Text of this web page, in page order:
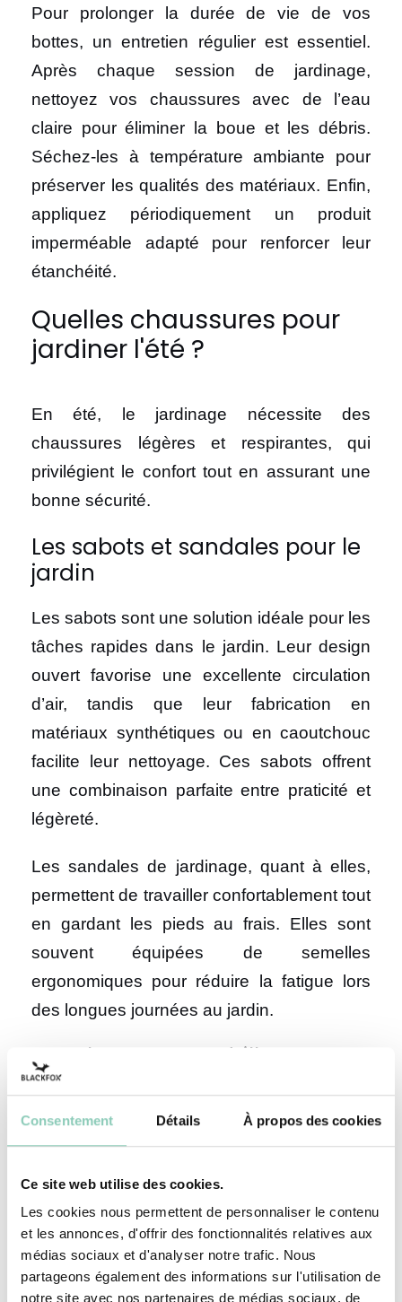
Consentement Détails À propos des cookies
Ce site web utilise des cookies.
Les cookies nous permettent de personnaliser le contenu
et les annonces, d'offrir des fonctionnalités relatives aux
médias sociaux et d'analyser notre trafic. Nous
partageons également des informations sur l'utilisation de
notre site avec nos partenaires de médias sociaux, de
Pour prolonger la durée de vie de vos
bottes, un entretien régulier est essentiel.
Après chaque session de jardinage,
nettoyez vos chaussures avec de l’eau
claire pour éliminer la boue et les débris.
Séchez-les à température ambiante pour
préserver les qualités des matériaux. Enfin,
appliquez périodiquement un produit
imperméable adapté pour renforcer leur
étanchéité.
Quelles chaussures pour
jardiner l'été ?
En été, le jardinage nécessite des
chaussures légères et respirantes, qui
privilégient le confort tout en assurant une
bonne sécurité.
Les sabots et sandales pour le
jardin
Les sabots sont une solution idéale pour les
tâches rapides dans le jardin. Leur design
ouvert favorise une excellente circulation
d’air, tandis que leur fabrication en
matériaux synthétiques ou en caoutchouc
facilite leur nettoyage. Ces sabots offrent
une combinaison parfaite entre praticité et
légèreté.
Les sandales de jardinage, quant à elles,
permettent de travailler confortablement tout
en gardant les pieds au frais. Elles sont
souvent équipées de semelles
ergonomiques pour réduire la fatigue lors
des longues journées au jardin.
Sneakers et espadrilles
adaptées au jardinage
Les sneakers en toile légère et les
options intéressantes pour le jardinage
estival. Ces chaussures offrent un bon
maintien tout en absorbant la transpiration,
ce qui régule efficacement la température